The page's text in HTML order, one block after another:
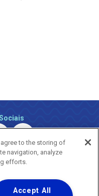
to the storing of
navigation, analyze
efforts.
Accept All